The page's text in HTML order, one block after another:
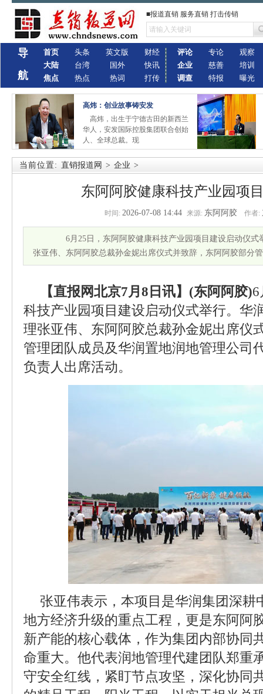
■报道直销 服务直销 打击传销
导
航
首页
大陆
焦点
头条
台湾
热点
英文版
国外
热词
财经
快讯
打传
评论
企业
调查
专论
慈善
特报
观察
培训
曝光
高炜：创业故事铸安发
高炜，出生于宁德古田的新西兰
华人，安发国际控股集团联合创始
人、全球总裁。现
当前位置: 直销报道网 > 企业 >
东阿阿胶健康科技产业园项
时间: 2026-07-08 14:44 来源: 东阿阿胶 作者:
6月25日，东阿阿胶健康科技产业园项目建设启动仪式
张亚伟、东阿阿胶总裁孙金妮出席仪式并致辞，东阿阿胶部分
【直报网北京7月8日讯】(东阿阿胶)6
科技产业园项目建设启动仪式举行。华
理张亚伟、东阿阿胶总裁孙金妮出席仪
管理团队成员及华润置地润地管理公司
负责人出席活动。
张亚伟表示，本项目是华润集团深耕
地方经济升级的重点工程，更是东阿阿
新产能的核心载体，作为集团内部协同
命重大。他代表润地管理代建团队郑重
守安全红线，紧盯节点攻坚，深化协同